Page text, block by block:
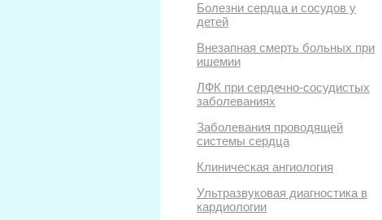
Болезни сердца и сосудов у
детей
Внезапная смерть больных при
ишемии
ЛФК при сердечно-сосудистых
заболеваниях
Заболевания проводящей
системы сердца
Клиническая ангиология
Ультразвуковая диагностика в
кардиологии